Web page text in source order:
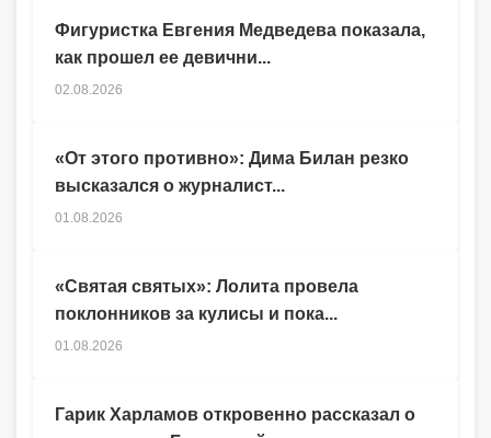
Гарик Харламов откровенно рассказал о
Фигуристка Евгения Медведева показала,
как прошел ее девични...
02.08.2026
«От этого противно»: Дима Билан резко
высказался о журналист...
01.08.2026
«Святая святых»: Лолита провела
поклонников за кулисы и пока...
01.08.2026